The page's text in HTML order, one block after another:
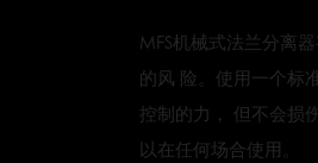
MFS机械式法兰分离
的风 险。使用一个标
控制的力， 但不会损
以在任何场合使用。